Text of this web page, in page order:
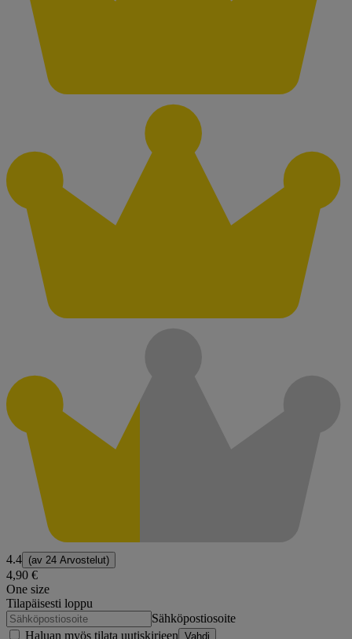
4.4 (av 24 Arvostelut)
4,90 €
One size
Tilapäisesti loppu
Sähköpostiosoite
Haluan myös tilata uutiskirjeen Vahdi